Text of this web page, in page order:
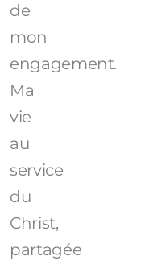
de
mon
engagement.
Ma
vie
au
service
du
Christ,
partagée